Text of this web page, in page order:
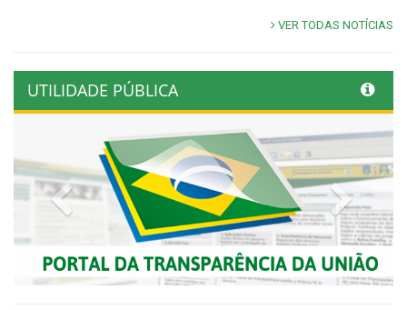
VER TODAS NOTÍCIAS
UTILIDADE PÚBLICA
Previous Next